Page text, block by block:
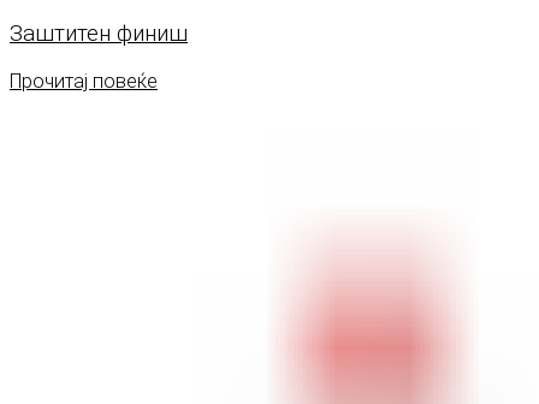
Заштитен финиш
Прочитај повеќе